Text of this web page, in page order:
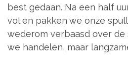
best gedaan. Na een half
vol en pakken we onze
wederom verbaasd over de
we handelen, maar